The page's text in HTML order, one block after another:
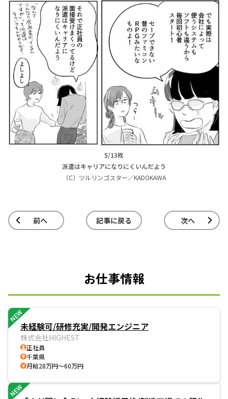
5/13枚
派遣はキャリアになりにくいんだよう
（C）ツルリンゴスター／KADOKAWA
前へ 記事に戻る 次へ
お仕事情報
NEW
未経験可/研修充実/開発エンジニア
株式会社HIGHEST
正社員
千葉県
月給28万円～60万円
NEW